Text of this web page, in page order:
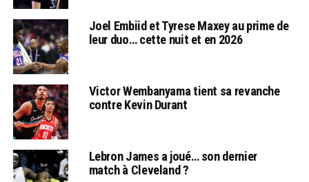
Joel Embiid et Tyrese Maxey au prime de
leur duo… cette nuit et en 2026
Victor Wembanyama tient sa revanche
contre Kevin Durant
Lebron James a joué… son dernier
match à Cleveland ?